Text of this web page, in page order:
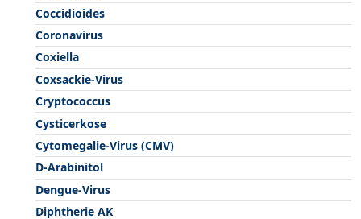
Coccidioides
Coronavirus
Coxiella
Coxsackie-Virus
Cryptococcus
Cysticerkose
Cytomegalie-Virus (CMV)
D-Arabinitol
Dengue-Virus
Diphtherie AK